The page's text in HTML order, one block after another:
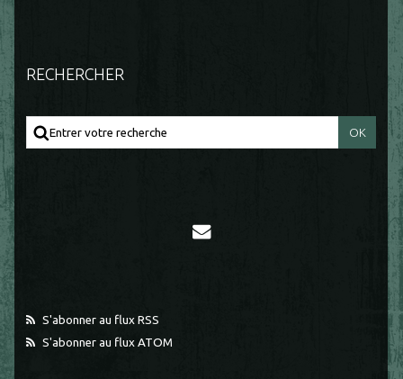
RECHERCHER
S'abonner au flux RSS
S'abonner au flux ATOM